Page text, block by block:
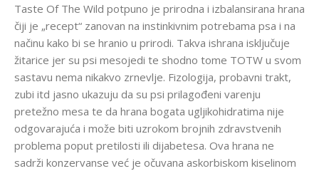
Taste Of The Wild potpuno je prirodna i izbalansirana hrana
čiji je „recept“ zanovan na instinkivnim potrebama psa i na
načinu kako bi se hranio u prirodi. Takva ishrana isključuje
žitarice jer su psi mesojedi te shodno tome TOTW u svom
sastavu nema nikakvo zrnevlje. Fizologija, probavni trakt,
zubi itd jasno ukazuju da su psi prilagođeni varenju
pretežno mesa te da hrana bogata ugljikohidratima nije
odgovarajuća i može biti uzrokom brojnih zdravstvenih
problema poput pretilosti ili dijabetesa. Ova hrana ne
sadrži konzervanse već je očuvana askorbiskom kiselinom